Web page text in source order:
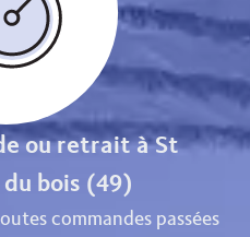
ou retrait à St
bois (49)
commandes passées